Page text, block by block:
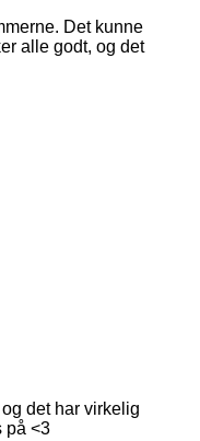
Det kunne
alle godt, og det
det har virkelig
på <3